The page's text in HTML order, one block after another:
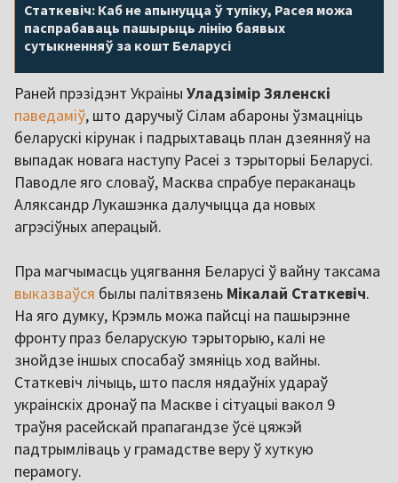
Статкевіч: Каб не апынуцца ў тупіку, Расея можа
паспрабаваць пашырыць лінію баявых
сутыкненняў за кошт Беларусі
Раней прэзідэнт Украіны Уладзімір Зяленскі
паведаміў, што даручыў Сілам абароны ўзмацніць
беларускі кірунак і падрыхтаваць план дзеянняў на
выпадак новага наступу Расеі з тэрыторыі Беларусі.
Паводле яго словаў, Масква спрабуе пераканаць
Аляксандр Лукашэнка далучыцца да новых
агрэсіўных аперацый.
Пра магчымасць уцягвання Беларусі ў вайну таксама
выказваўся былы палітвязень Мікалай Статкевіч.
На яго думку, Крэмль можа пайсці на пашырэнне
фронту праз беларускую тэрыторыю, калі не
знойдзе іншых спосабаў змяніць ход вайны.
Статкевіч лічыць, што пасля нядаўніх удараў
украінскіх дронаў па Маскве і сітуацыі вакол 9
траўня расейскай прапагандзе ўсё цяжэй
падтрымліваць у грамадстве веру ў хуткую
перамогу.